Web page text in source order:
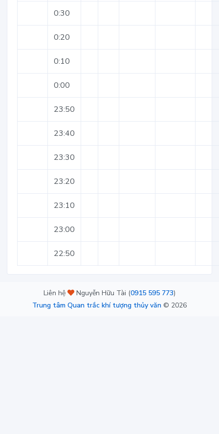
0:30
0:20
0:10
0:00
23:50
23:40
23:30
23:20
23:10
23:00
22:50
Liên hệ Nguyễn Hữu Tài (0915 595 773)
Trung tâm Quan trắc khí tượng thủy văn © 2026